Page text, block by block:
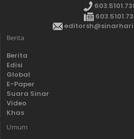
Berita
Berita
Edisi
Global
E-Paper
Suara Sinar
Video
Khas
Umum